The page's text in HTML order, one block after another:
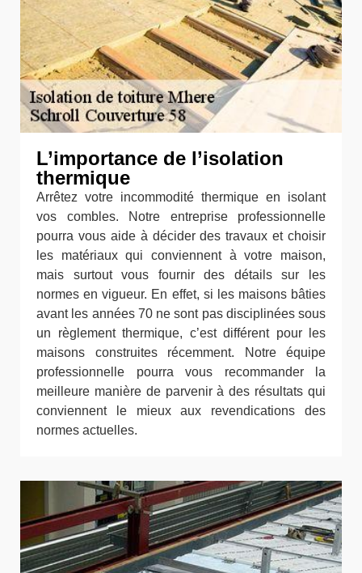
L’importance de l’isolation
thermique
Arrêtez votre incommodité thermique en isolant
vos combles. Notre entreprise professionnelle
pourra vous aide à décider des travaux et choisir
les matériaux qui conviennent à votre maison,
mais surtout vous fournir des détails sur les
normes en vigueur. En effet, si les maisons bâties
avant les années 70 ne sont pas disciplinées sous
un règlement thermique, c’est différent pour les
maisons construites récemment. Notre équipe
professionnelle pourra vous recommander la
meilleure manière de parvenir à des résultats qui
conviennent le mieux aux revendications des
normes actuelles.